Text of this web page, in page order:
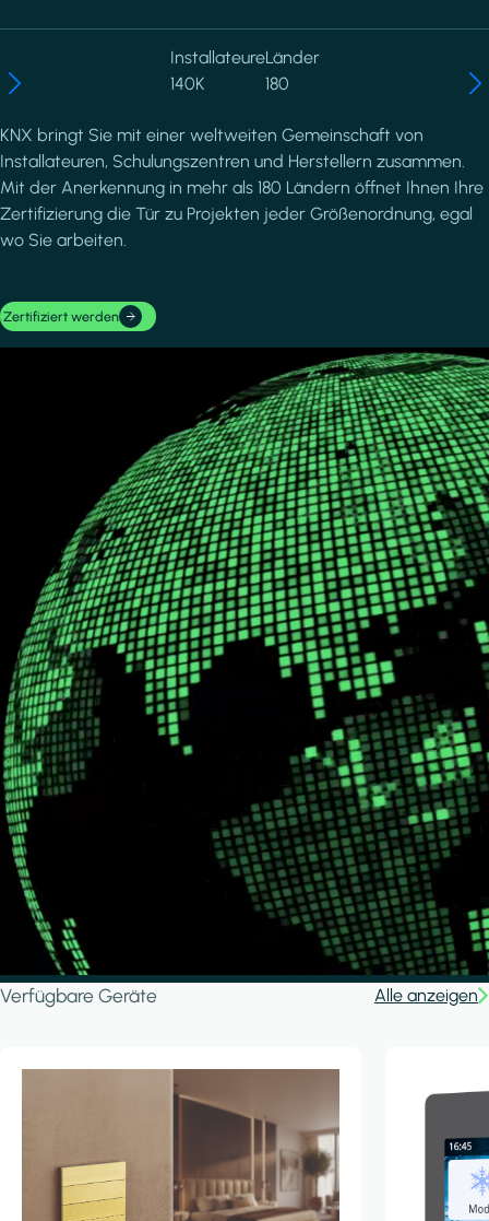
Installateure
140K
Länder
180
KNX bringt Sie mit einer weltweiten Gemeinschaft von
Installateuren, Schulungszentren und Herstellern zusammen.
Mit der Anerkennung in mehr als 180 Ländern öffnet Ihnen Ihre
Zertifizierung die Tür zu Projekten jeder Größenordnung, egal
wo Sie arbeiten.
Zertifiziert werden
Verfügbare Geräte Alle anzeigen